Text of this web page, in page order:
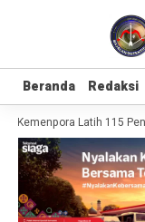
Beranda Redaksi
Beranda Redaksi
Kemenpora Latih 115